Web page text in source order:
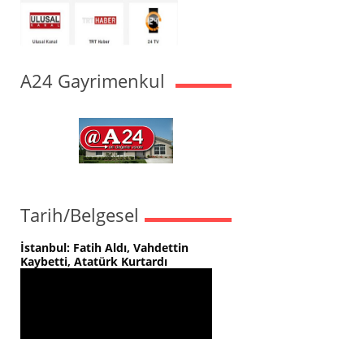
A24 Gayrimenkul
Tarih/Belgesel
İstanbul: Fatih Aldı, Vahdettin
Kaybetti, Atatürk Kurtardı